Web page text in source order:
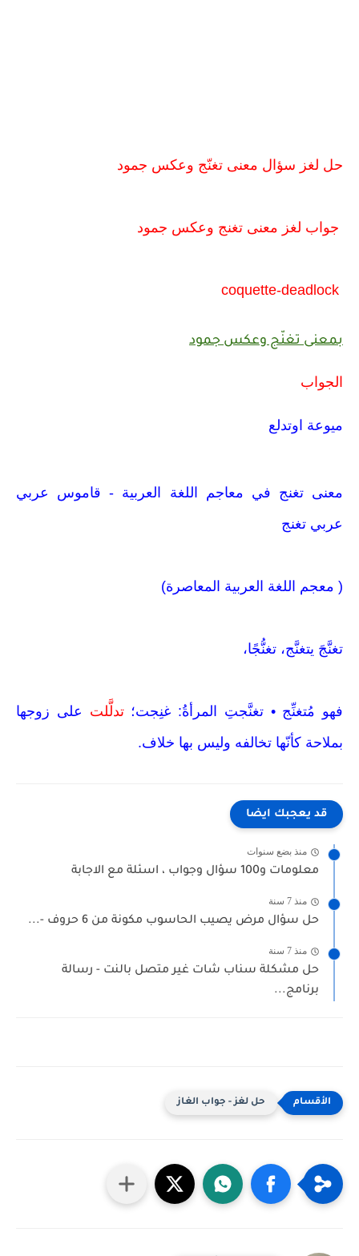
حل لغز سؤال معنى تغنّج وعكس جمود
جواب لغز معنى تغنج وعكس جمود
بمعنى تغنّج وعكس جمود
الجواب
ميوعة اوتدلع
معنى تغنج في معاجم اللغة العربية - قاموس عربي
عربي تغنج
( معجم اللغة العربية المعاصرة)
تغنَّجَ يتغنَّج، تغنُّجًا،
فهو مُتغنِّج • تغنَّجتِ المرأةُ: غنِجت؛تدلَّلت على زوجها
بملاحة كأنّها تخالفه وليس بها خلاف.
قد يعجبك ايضا
منذ بضع سنوات
معلومات و100 سؤال وجواب ، اسئلة مع الاجابة
منذ 7 سنة
حل سؤال مرض يصيب الحاسوب مكونة من 6 حروف -...
منذ 7 سنة
حل مشكلة سناب شات غير متصل بالنت - رسالة
برنامج...
حل لغز - جواب الغاز